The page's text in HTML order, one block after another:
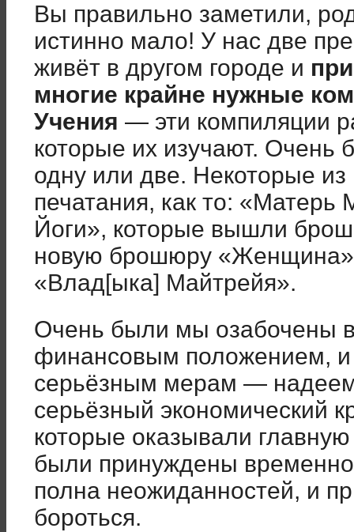
Вы правильно заметили,
истинно мало! У нас две
живёт в другом городе и
многие крайне нужные
Учения — эти компиляции
которые их изучают. Очень
одну или две. Некоторые
печатания, как то:
Йоги», которые вышли
новую брошюру
«Влад[ыка] Майтрейя».
Очень были мы озабочены
финансовым положением, и
серьёзным мерам —
серьёзный экономический
которые оказывали
были принуждены
полна неожиданностей, и
бороться.